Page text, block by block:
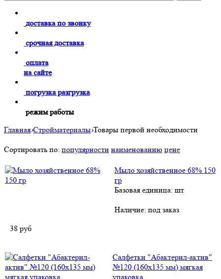
доставка по звонку
срочная доставка
оплата
на сайте
погрузка разгрузка
режим работы
Главная›Стройматериалы›Товары первой необходимости
Сортировать по: популярности наименованию цене
Мыло хозяйственное 68% 150
гр
Базовая единица: шт
Наличие: под заказ
38 руб
Салфетки "Абактерил-актив"
№120 (160х135 мм) мягкая
упаковка